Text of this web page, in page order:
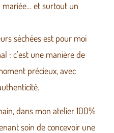
mariée… et surtout un
séchées est pour moi
: c’est une manière de
précieux, avec
dans mon atelier 100%
soin de concevoir une